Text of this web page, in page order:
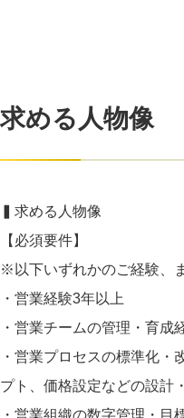
求める人物像
▍求める人物像
【必須要件】
※以下いずれかのご経験、
・営業経験3年以上
・営業チームの管理・育成
・営業プロセスの標準化・
プト、価格設定などの設計
・営業組織の数字管理・目